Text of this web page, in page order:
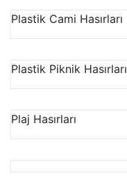
Plastik Cami Hasırları
Plastik Piknik Hasırları
Plaj Hasırları